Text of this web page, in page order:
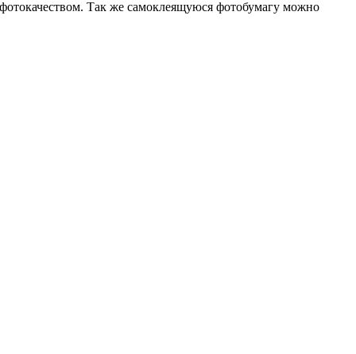
Так же самоклеящуюся фотобумагу можно